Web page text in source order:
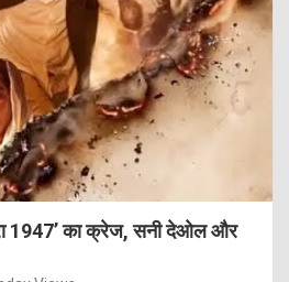
1947’ का क्रेज, सनी देओल और